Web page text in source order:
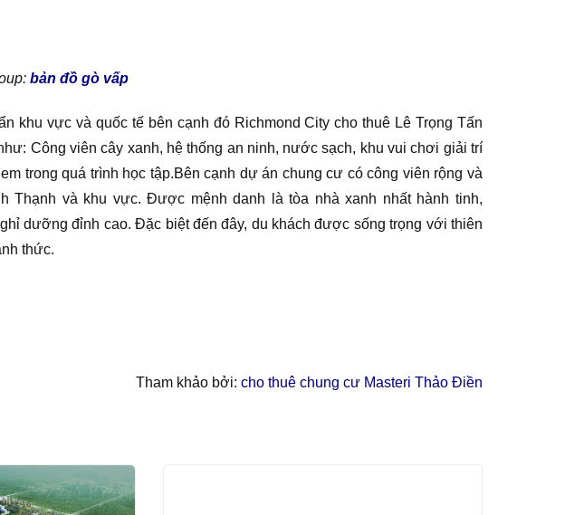
bản đồ gò vấp
khu vực và quốc tế bên cạnh đó Richmond City cho thuê Lê Trọng Tấn
Công viên cây xanh, hệ thống an ninh, nước sạch, khu vui chơi giải trí
trong quá trình học tập.Bên cạnh dự án chung cư có công viên rộng và
và khu vực. Được mệnh danh là tòa nhà xanh nhất hành tinh,
dưỡng đỉnh cao. Đặc biệt đến đây, du khách được sống trọng với thiên
thức.
Tham khảo bởi: cho thuê chung cư Masteri Thảo Điền